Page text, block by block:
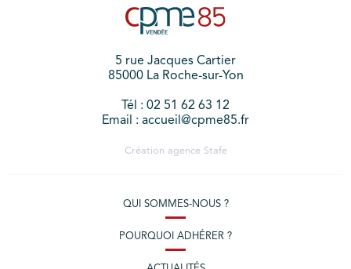
5 rue Jacques Cartier
85000 La Roche-sur-Yon
Tél : 02 51 62 63 12
Email : accueil@cpme85.fr
Création agence Stafe
QUI SOMMES-NOUS ?
POURQUOI ADHÉRER ?